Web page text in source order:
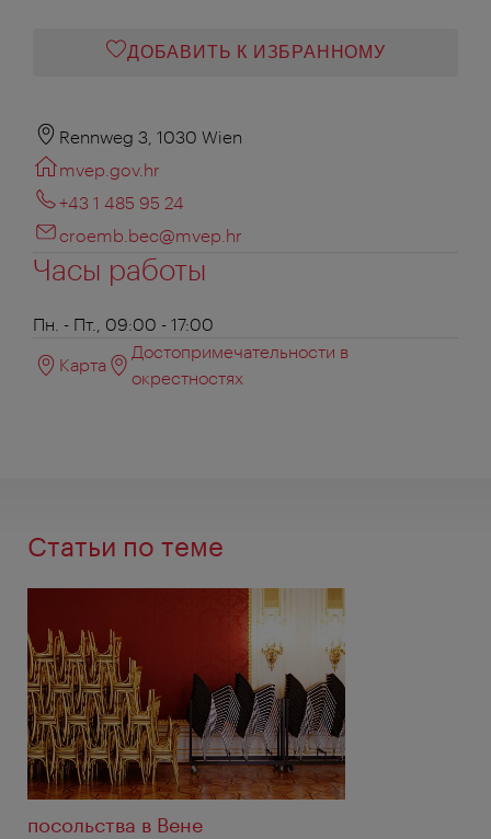
ДОБАВИТЬ К ИЗБРАННОМУ
Rennweg 3, 1030 Wien
mvep.gov.hr
+43 1 485 95 24
croemb.bec@mvep.hr
Часы работы
Пн. - Пт., 09:00 - 17:00
Карта
Достопримечательности в
окрестностях
Статьи по теме
посольства в Венe